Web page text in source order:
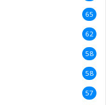
65
62
58
58
57